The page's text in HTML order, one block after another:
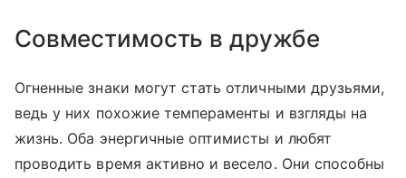
Совместимость в дружбе
Огненные знаки могут стать отличными друзьями,
ведь у них похожие темпераменты и взгляды на
жизнь. Оба энергичные оптимисты и любят
проводить время активно и весело. Они способны